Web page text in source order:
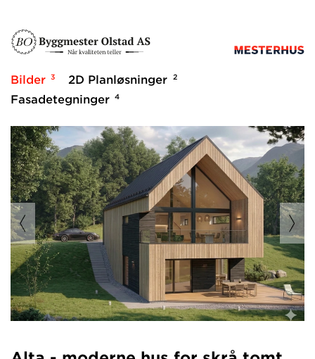
Bilder 3 2D Planløsninger 2
Fasadetegninger 4